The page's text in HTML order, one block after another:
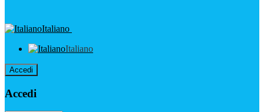
Italiano
Italiano
Accedi
Accedi